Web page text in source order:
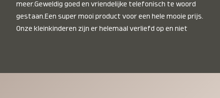
meer.Geweldig goed en vriendelijke telefonisch te woord
gestaan.Een super mooi product voor een hele mooie prijs.
Onze kleinkinderen zijn er helemaal verliefd op en niet